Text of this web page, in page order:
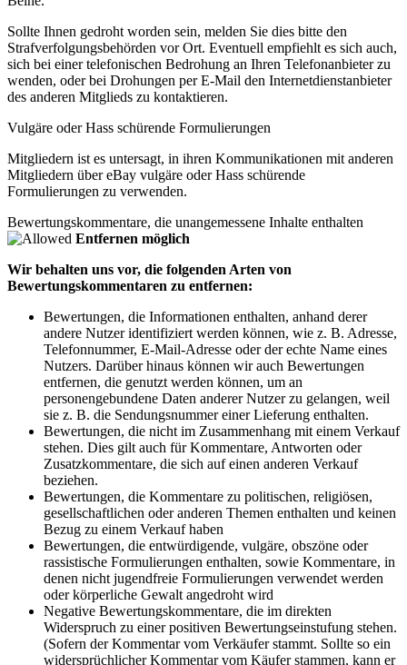
Sollte Ihnen gedroht worden sein, melden Sie dies bitte den
Strafverfolgungsbehörden vor Ort. Eventuell empfiehlt es sich auch,
sich bei einer telefonischen Bedrohung an Ihren Telefonanbieter zu
wenden, oder bei Drohungen per E-Mail den Internetdienstanbieter
des anderen Mitglieds zu kontaktieren.
Vulgäre oder Hass schürende Formulierungen
Mitgliedern ist es untersagt, in ihren Kommunikationen mit anderen
Mitgliedern über eBay vulgäre oder Hass schürende
Formulierungen zu verwenden.
Bewertungskommentare, die unangemessene Inhalte enthalten
Entfernen möglich
Wir behalten uns vor, die folgenden Arten von
Bewertungskommentaren zu entfernen:
Bewertungen, die Informationen enthalten, anhand derer
andere Nutzer identifiziert werden können, wie z. B. Adresse,
Telefonnummer, E-Mail-Adresse oder der echte Name eines
Nutzers. Darüber hinaus können wir auch Bewertungen
entfernen, die genutzt werden können, um an
personengebundene Daten anderer Nutzer zu gelangen, weil
sie z. B. die Sendungsnummer einer Lieferung enthalten.
Bewertungen, die nicht im Zusammenhang mit einem Verkauf
stehen. Dies gilt auch für Kommentare, Antworten oder
Zusatzkommentare, die sich auf einen anderen Verkauf
beziehen.
Bewertungen, die Kommentare zu politischen, religiösen,
gesellschaftlichen oder anderen Themen enthalten und keinen
Bezug zu einem Verkauf haben
Bewertungen, die entwürdigende, vulgäre, obszöne oder
rassistische Formulierungen enthalten, sowie Kommentare, in
denen nicht jugendfreie Formulierungen verwendet werden
oder körperliche Gewalt angedroht wird
Negative Bewertungskommentare, die im direkten
Widerspruch zu einer positiven Bewertungseinstufung stehen.
(Sofern der Kommentar vom Verkäufer stammt. Sollte so ein
widersprüchlicher Kommentar vom Käufer stammen, kann er